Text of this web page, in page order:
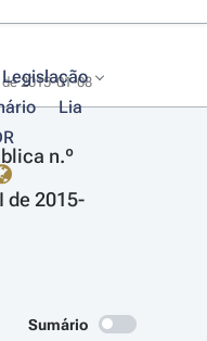
Legislação
Lia
de 2015-01-08
n.º
de 2015-
Sumário